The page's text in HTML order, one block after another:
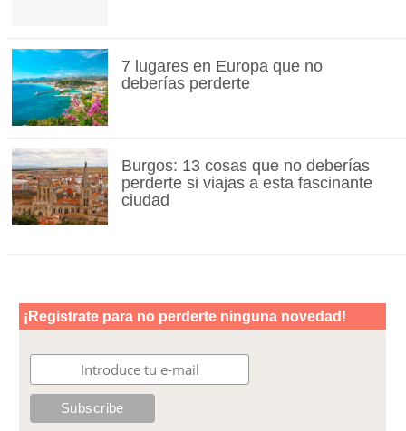
7 lugares en Europa que no
deberías perderte
Burgos: 13 cosas que no deberías
perderte si viajas a esta fascinante
ciudad